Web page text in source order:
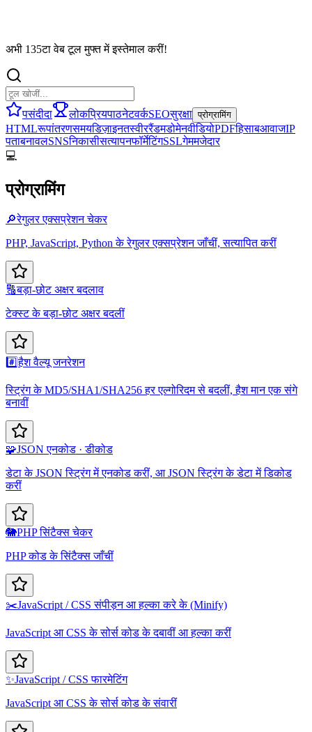
अभी 135टा वेब टूल मुफ्त में इस्तेमाल करीं!
पसंदीदा लोकप्रियपाठनेटवर्कSEOसुरक्षा प्रोग्रामिंग
HTMLरूपांतरणसमयडिज़ाइनतस्वीररैंडमडोमेनवीडियोPDFहिसाबआवाजIP
पताबनावलSNSनिकासीसत्यापनफॉर्मेटिंगSSLगेममजेदार
💻
प्रोग्रामिंग
🔎रेगुलर एक्सप्रेशन चेकर
PHP, JavaScript, Python के रेगुलर एक्सप्रेशन जाँचीं, सत्यापित करीं
🔠बड़ा-छोट अक्षर बदलाव
टेक्स्ट के बड़ा-छोट अक्षर बदलीं
#️⃣हैश वैल्यू जनरेशन
स्ट्रिंग के MD5/SHA1/SHA256 हर एल्गोरिदम से बदलीं, हैश मान एक संगे
बनावीं
🧩JSON एनकोड · डीकोड
डेटा के JSON स्ट्रिंग में एनकोड करीं, आ JSON स्ट्रिंग के डेटा में डिकोड
करीं
🐘PHP सिंटैक्स चेकर
PHP कोड के सिंटैक्स जाँचीं
✂️JavaScript / CSS संपीड़न आ हल्का करे के (Minify)
JavaScript आ CSS के सोर्स कोड के दबावीं आ हल्का करीं
✨JavaScript / CSS फारमेटिंग
JavaScript आ CSS के सोर्स कोड के संवारीं